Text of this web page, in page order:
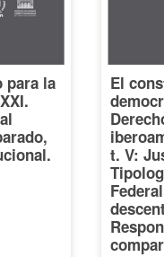
para la
El
t. V: